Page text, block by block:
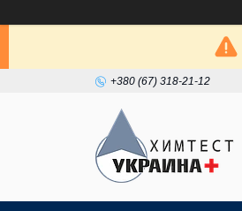
+380 (67) 318-21-12